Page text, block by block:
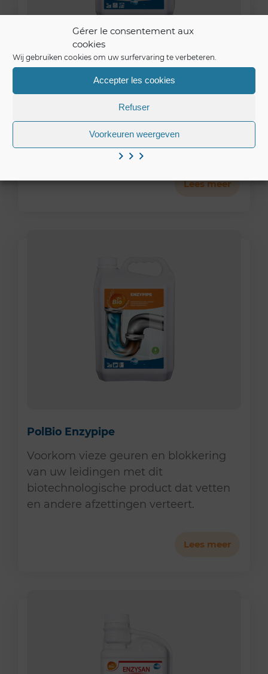
Gérer le consentement aux
cookies
Wij gebruiken cookies om uw surfervaring te verbeteren.
Accepter les cookies
Refuser
Voorkeuren weergeven
PolBio Enzyflow
Verwijder vetafzetting uit uw leidingen
en vetafscheiders dankzij dit
biotechnologische reinigingsmiddel,
Lees meer
PolBio Enzypipe
Voorkom vieze geuren en blokkering
van uw leidingen met dit
biotechnologische product dat vetten
en andere afzettingen verteert.
Lees meer